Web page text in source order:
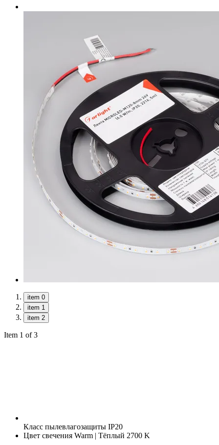
item 0
item 1
item 2
Item 1 of 3
Класс пылевлагозащиты IP20
Цвет свечения Warm | Тёплый 2700 K